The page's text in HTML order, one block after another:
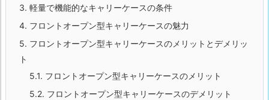
3. 軽量で機能的なキャリーケースの条件
4. フロントオープン型キャリーケースの魅力
5. フロントオープン型キャリーケースのメリットとデメリッ
ト
5.1. フロントオープン型キャリーケースのメリット
5.2. フロントオープン型キャリーケースのデメリット